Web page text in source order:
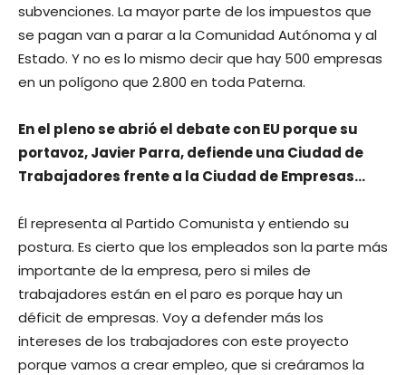
subvenciones. La mayor parte de los impuestos que
se pagan van a parar a la Comunidad Autónoma y al
Estado. Y no es lo mismo decir que hay 500 empresas
en un polígono que 2.800 en toda Paterna.
En el pleno se abrió el debate con EU porque su
portavoz, Javier Parra, defiende una Ciudad de
Trabajadores frente a la Ciudad de Empresas…
Él representa al Partido Comunista y entiendo su
postura. Es cierto que los empleados son la parte más
importante de la empresa, pero si miles de
trabajadores están en el paro es porque hay un
déficit de empresas. Voy a defender más los
intereses de los trabajadores con este proyecto
porque vamos a crear empleo, que si creáramos la